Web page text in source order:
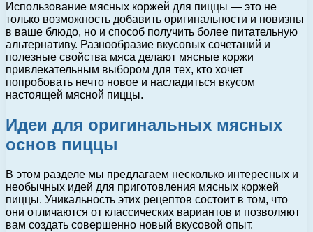
Использование мясных коржей для пиццы — это не
только возможность добавить оригинальности и новизны
в ваше блюдо, но и способ получить более питательную
альтернативу. Разнообразие вкусовых сочетаний и
полезные свойства мяса делают мясные коржи
привлекательным выбором для тех, кто хочет
попробовать нечто новое и насладиться вкусом
настоящей мясной пиццы.
Идеи для оригинальных мясных
основ пиццы
В этом разделе мы предлагаем несколько интересных и
необычных идей для приготовления мясных коржей
пиццы. Уникальность этих рецептов состоит в том, что
они отличаются от классических вариантов и позволяют
вам создать совершенно новый вкусовой опыт.